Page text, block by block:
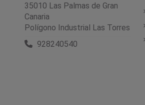
35010 Las Palmas de Gran
Canaria
Polígono Industrial Las Torres
928240540